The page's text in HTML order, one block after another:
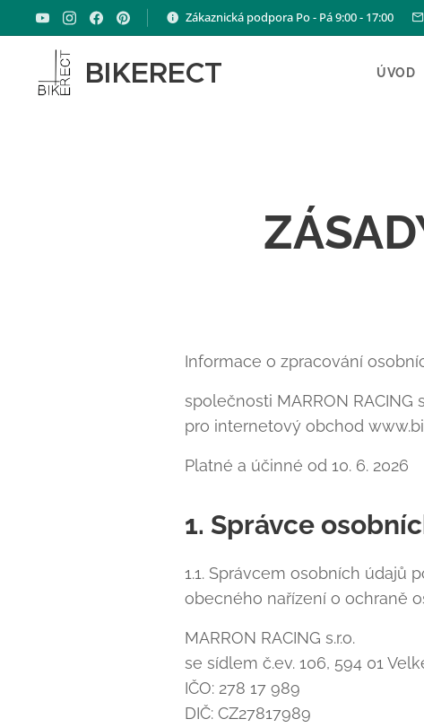
Zákaznická podpora Po - Pá 9:00 - 17:00
BIKERECT ÚVOD
Informace o zpracování
společnosti MARRON RACING
pro internetový obchod
Platné a účinné od 10. 6. 2026
1. Správce
1.1. Správcem osobních údajů
obecného nařízení o ochraně
MARRON RACING s.r.o.
se sídlem č.ev. 106, 594 01
IČO: 278 17 989
DIČ: CZ27817989